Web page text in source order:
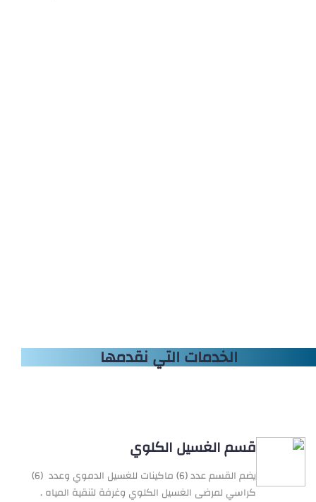
الخدمات التي نقدمها
قسم الغسيل الكلوي
يضم القسم عدد (6) ماكينات للغسيل الدموي وعدد (6)
كراسي لمرضى الغسيل الكلوي وغرفة لتنقية المياه .